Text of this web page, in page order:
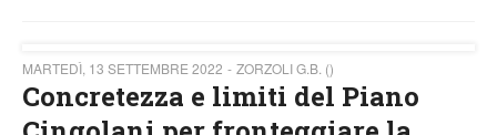
MARTEDÌ, 13 SETTEMBRE 2022 ZORZOLI G.B. ()
Concretezza e limiti del Piano